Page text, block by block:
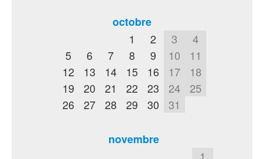
octobre
1
2 3
4
5
6 7 8 9 10
11
12
13 14 15 16 17
18
19
20 21 22 23 24
25
26
27 28 29 30 31
novembre
1